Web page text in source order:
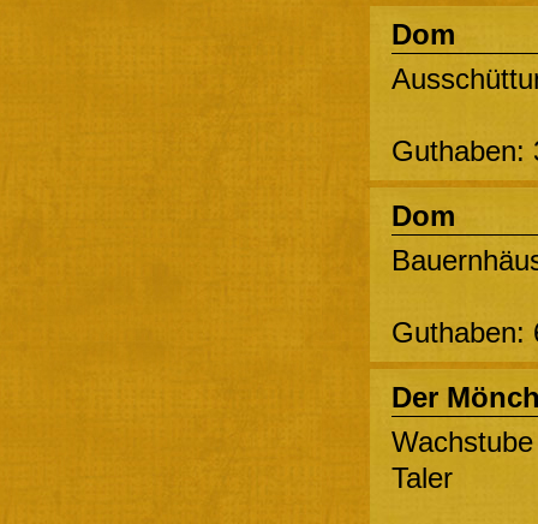
Dom
Guthaben:
Dom
Guthaben:
Der
Taler